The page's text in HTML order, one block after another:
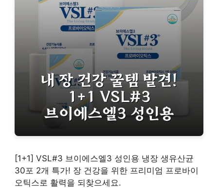
[1+1] VSL#3 브이에스엘3 성인용 냉장 생유산균
30포 2개 특가! 장 건강을 위한 프리미엄 프로바이
오틱스로 활력을 되찾으세요.